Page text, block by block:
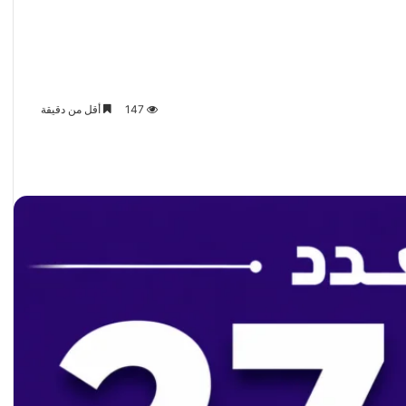
147 أقل من دقيقة